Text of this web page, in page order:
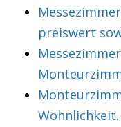
preiswert
Wohnlichkeit.